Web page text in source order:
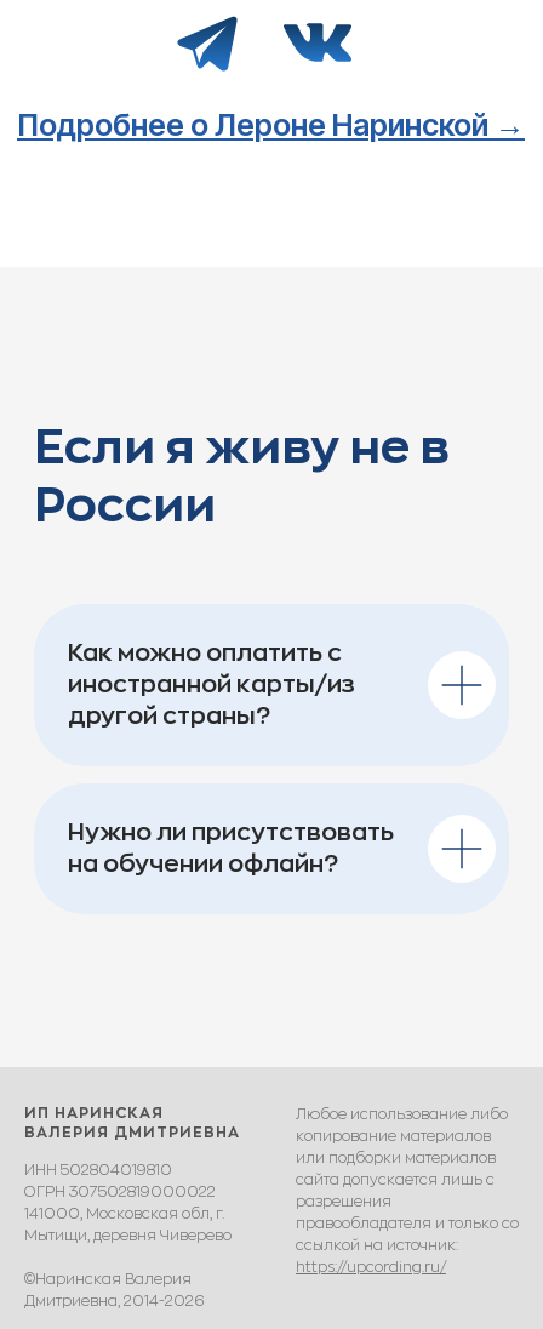
ИП НАРИНСКАЯ
ВАЛЕРИЯ ДМИТРИЕВНА
ИНН 502804019810
ОГРН 307502819000022
141000, Московская обл, г.
Мытищи, деревня Чиверево
©Наринская Валерия
Дмитриевна, 2014-2026
Любое использование либо
копирование материалов
или подборки материалов
сайта допускается лишь с
разрешения
правообладателя и только со
ссылкой на источник:
https://upcording.ru/